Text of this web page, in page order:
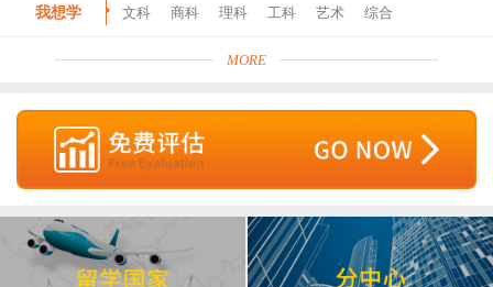
我想学 文科 商科 理科 工科 艺术 综合
MORE